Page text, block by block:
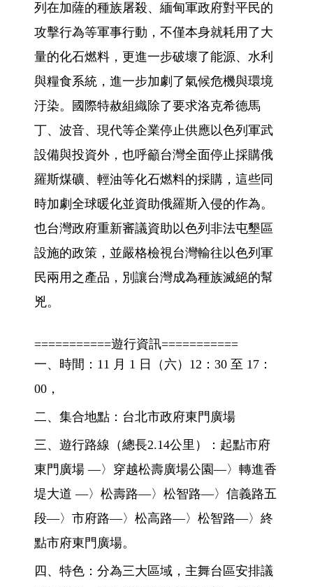
列在加薩的種族屠殺、緬甸軍政府對平民的
攻擊行為等軍事行動，不僅本身就耗用了大
量的化石燃料，更進一步破壞了能源、水利
與糧食系統，進一步加劇了氣候危機與環境
汙染。國際特赦組織除了要求洛克希德馬
丁、波音、現代等企業停止供應以色列軍武
設備與投資外，也呼籲台灣全面停止採購俄
羅斯煤礦、輕油等化石燃料的採購，這些同
時加劇全球暖化並資助俄羅斯入侵的作為。
也台灣政府重新審議資助以色列非法屯墾區
設施的政策，並嚴格檢視台灣輸往以色列軍
民兩用之產品，別讓台灣成為種族滅絕的幫
兇。
===========遊行資訊===========
一、時間：11 月 1 日（六）12：30 至 17：
00，
二、集合地點：台北市政府東門廣場
三、遊行路線（總長2.14公里）：起點市府
東門廣場 —〉穿越松壽廣場公園—〉轉進香
堤大道 —〉松壽路—〉松智路—〉信義路五
段—〉市府路—〉松高路—〉松智路—〉終
點市府東門廣場。
四、特色：分為三大區域，主舞台區安排議